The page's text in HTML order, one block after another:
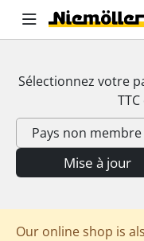
Sélectionnez votre
TTC
Mise à jour
Our online shop is